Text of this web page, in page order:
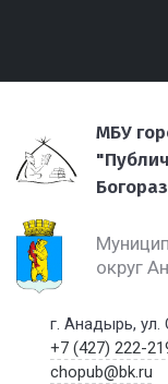
МБУ
округ
г. Анадырь, ул.
+7 (427) 222-
chopub@bk.ru